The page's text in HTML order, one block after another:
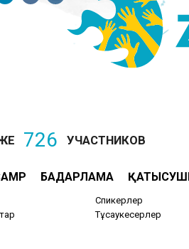
726 УЧАСТНИКОВ
БАҒДАРЛАМА
Спикерлер
Тұсаукесерлер